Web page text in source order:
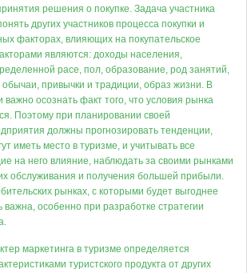
решения о покупке. Задача участника
других участников процесса покупки и
факторах, влияющих на покупательское
являются: доходы населения,
расе, пол, образование, род занятий,
привычки и традиции, образ жизни. В
важно осознать факт того, что условия рынка
Поэтому при планировании своей
должны прогнозировать тенденции,
иметь место в туризме, и учитывать все
на него влияние, наблюдать за своими рынками
обслуживания и получения большей прибыли.
рынках, с которыми будет выгоднее
важна, особенно при разработке стратегии
маркетинга в туризме определяется
туристского продукта от других